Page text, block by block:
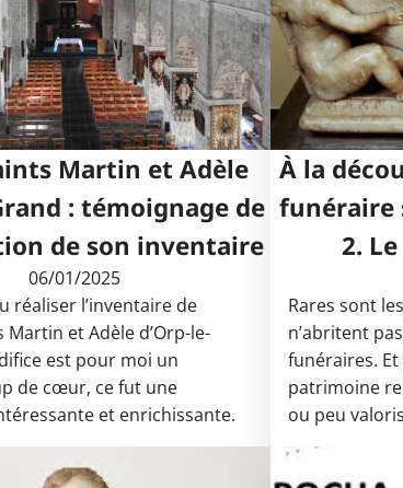
Martin et Adèle
: témoignage de
de son inventaire
06/01/2025
réaliser l’inventaire de
Martin et Adèle d’Orp-le-
est pour moi un
de cœur, ce fut une
et enrichissante.
À la
funéraire
2.
Rares sont
n’abritent
funéraires.
patrimoine
ou peu